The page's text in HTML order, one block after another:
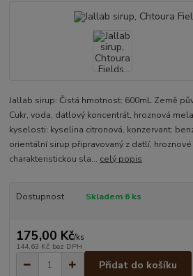
Jallab sirup: Čistá hmotnost: 600mL Země
Cukr, voda, datlový koncentrát, hroznová
kyselosti: kyselina citronová, konzervant:
orientální sirup připravovaný z datlí,
charakteristickou sla... celý popis
Dostupnost Skladem 6 ks
175,00 Kč/ks
144,63 Kč bez DPH
Přidat do košíku